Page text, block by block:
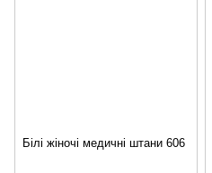
Білі жіночі медичні штани 606